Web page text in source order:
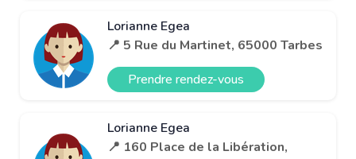
Lorianne Egea
📍 5 Rue du Martinet, 65000 Tarbes
Prendre rendez-vous
Lorianne Egea
📍 160 Place de la Libération,